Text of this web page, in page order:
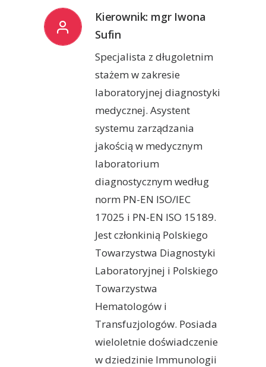
Kierownik: mgr Iwona
Sufin
Specjalista z długoletnim
stażem w zakresie
laboratoryjnej diagnostyki
medycznej. Asystent
systemu zarządzania
jakością w medycznym
laboratorium
diagnostycznym według
norm PN-EN ISO/IEC
17025 i PN-EN ISO 15189.
Jest członkinią Polskiego
Towarzystwa Diagnostyki
Laboratoryjnej i Polskiego
Towarzystwa
Hematologów i
Transfuzjologów. Posiada
wieloletnie doświadczenie
w dziedzinie Immunologii